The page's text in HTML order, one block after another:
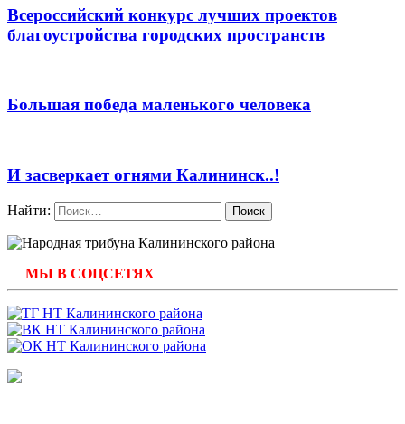
Всероссийский конкурс лучших проектов
благоустройства городских пространств
Большая победа маленького человека
И засверкает огнями Калининск..!
Найти:
МЫ В СОЦСЕТЯХ